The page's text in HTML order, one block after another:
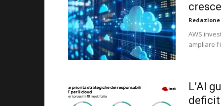
AWS
ampliare
L’AI